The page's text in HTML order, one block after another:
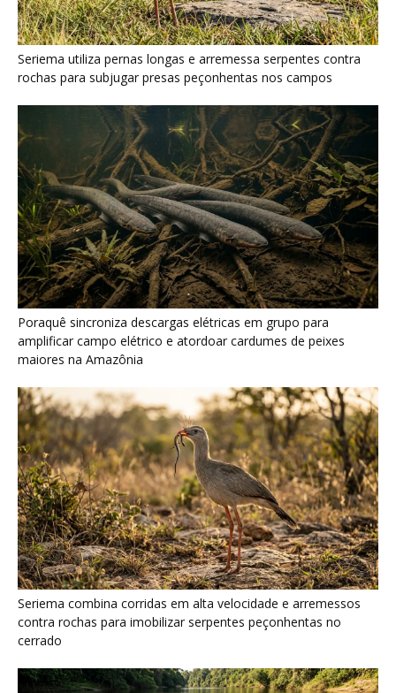
Poraquê sincroniza descargas elétricas em grupo para
amplificar campo elétrico e atordoar cardumes de peixes
maiores na Amazônia
Seriema combina corridas em alta velocidade e arremessos
contra rochas para imobilizar serpentes peçonhentas no
cerrado
Ariranha sincroniza caça coletiva com vocalização subaquática
e cerca cardumes em rios rasos da Amazônia